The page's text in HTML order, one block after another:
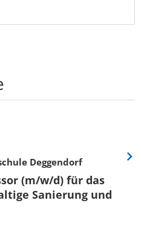
Deggendorf
(m/w/d) für das
Sanierung und
Eine